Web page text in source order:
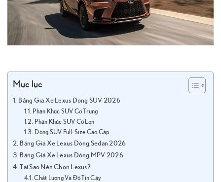
Mục lục
Bảng Giá Xe Lexus Dòng SUV 2026
Phân Khúc SUV Cỡ Trung
Phân Khúc SUV Cỡ Lớn
Dòng SUV Full-Size Cao Cấp
Bảng Giá Xe Lexus Dòng Sedan 2026
Bảng Giá Xe Lexus Dòng MPV 2026
Tại Sao Nên Chọn Lexus?
Chất Lượng Và Độ Tin Cậy